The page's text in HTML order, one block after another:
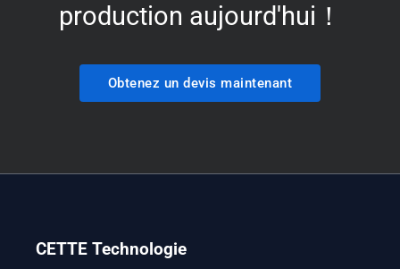
production aujourd'hui！
Obtenez un devis maintenant
CETTE Technologie